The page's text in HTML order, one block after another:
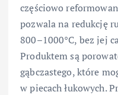
częściowo
pozwala na redukcję
800–1000°C, bez jej
Produktem są
gąbczastego, które
w piecach łukowych.